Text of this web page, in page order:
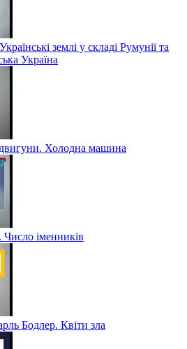
землі у складі Румунії та
Україна
Холодна машина
Число іменників
Бодлер. Квіти зла